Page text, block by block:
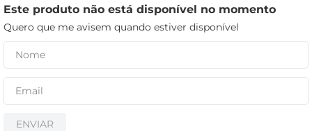
Este produto não está disponível no momento
Quero que me avisem quando estiver disponível
ENVIAR
papel higiênico
cerveja